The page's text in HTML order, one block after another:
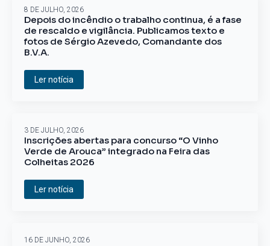
Depois do incêndio o trabalho continua, é a fase
de rescaldo e vigilância. Publicamos texto e
fotos de Sérgio Azevedo, Comandante dos
B.V.A.
8 DE JULHO, 2026
Ler notícia
Inscrições abertas para concurso “O Vinho
Verde de Arouca” integrado na Feira das
Colheitas 2026
3 DE JULHO, 2026
Ler notícia
16 DE JUNHO, 2026